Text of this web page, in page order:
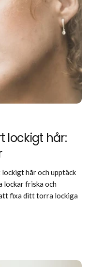
lockigt hår:
hår och upptäck
lockar friska och
fixa ditt torra lockiga